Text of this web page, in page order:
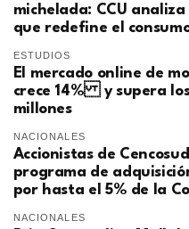
michelada: CCU
que redefine el
ESTUDIOS
El mercado online de
crece 14% y supera los
millones
NACIONALES
Accionistas de
programa de
por hasta el 5% de la
NACIONALES